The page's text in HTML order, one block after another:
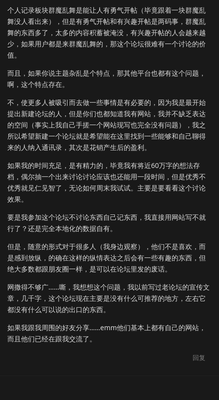
个人记录板块群魔乱舞是能让人有勇气开帖（毕竟跟着一块群魔乱
舞没人看出来），但是有勇气开帖和有兴趣开帖是两码事，群魔乱
舞的东西多了，太多的内容积蓄被淹没，有兴趣开帖的人会越来越
少，如果用户都是来群魔乱舞的，那这个论坛很难有一个讨论的价
值。
而且，如果你说主题杂乱是个特点，那其他平台也都有这个问题，
啊，这个特点存在。
不，使更多人被吸引而去做一些事情是有必要的，因为我是最开始
提出新建论坛的人，但是你们也都知道我有网站，我并不缺乏表达
的空间（事实上我自己手搓一个网站现写也完全没有问题），我之
所以希望新建一个论坛就是希望能在这里找到一些能够和自己聊得
来的人纳入通讯录，其次是花销产生后的盈利。
如果我的时间充足，是有精力的，毕竟我有将近60万字的想法存
档，偶尔抽一个出来讨论讨论应该也还能用一段时间，但是优秀不
优秀就见仁见智了，无论如何周末我试试。主要是要看看这个讨论
效果。
要是我参加这个论坛不讨论东西自己记东西，我直接用网站写不就
行了？还是完全本地化的数据自有。
但是，随意的形式对于很多人（我身边观察），他们不是喜欢，而
是感到放纵，的确在这样的纵情表达之后会有一些有趣的东西，但
绝大多数都跟朋友圈一样，是可以在论坛里发的废话。
网撒得不够广……嘶，我想想这个问题，我以前写过老论坛的宣传文
章，几千字，这个论坛现在主要是没有什么可推荐的地方，左右它
都没有什么可以说的出口的东西。
如果我跟我周围的好友分享……emm他们基本上都有自己的网站，
而且他们已经在跟我交流了。
回复